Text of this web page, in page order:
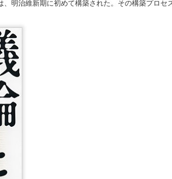
明治維新期に初めて構築された。その構築プロセ